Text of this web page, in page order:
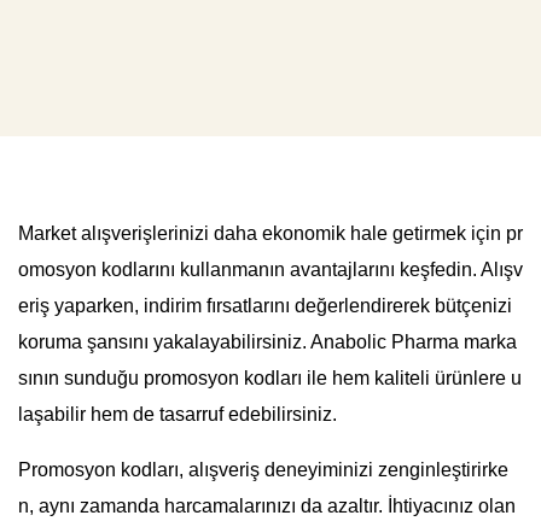
Market alışverişlerinizi daha ekonomik hale getirmek için pr
omosyon kodlarını kullanmanın avantajlarını keşfedin. Alışv
eriş yaparken, indirim fırsatlarını değerlendirerek bütçenizi
koruma şansını yakalayabilirsiniz. Anabolic Pharma marka
sının sunduğu promosyon kodları ile hem kaliteli ürünlere u
laşabilir hem de tasarruf edebilirsiniz.
Promosyon kodları, alışveriş deneyiminizi zenginleştirirke
n, aynı zamanda harcamalarınızı da azaltır. İhtiyacınız olan